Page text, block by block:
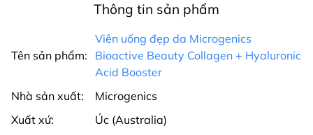
Thông tin sản phẩm
Tên sản phẩm:
Viên uống đẹp da Microgenics
Bioactive Beauty Collagen + Hyaluronic
Acid Booster
Nhà sản xuất:
Microgenics
Xuất xứ:
Úc (Australia)